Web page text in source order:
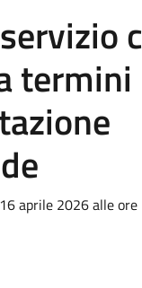
termini
aprile 2026 alle ore